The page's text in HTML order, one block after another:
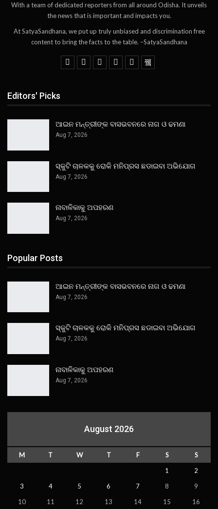
With a team of dedicated reporters from all around Odisha. It unveils
the news that is important and impacts you.
At SatyaSandhana, we put up truly unbiased and discrimination free
content to bring the facts to the table. –SatyaSandhana
Editors' Picks
ଆଇନ ମନ୍ତ୍ରୀଙ୍କ ବାସଭବନରେ ନାଗ ଓ ଢମଣା
Aug 7, 2026
ସ୍କୁଟି ଚାଳକକୁ ରୋକି ମନିପ୍ରସ ଛଡାଇବା ଅଭିଯୋଗ
Aug 7, 2026
ନାବାଳିକାକୁ ଅପହରଣ
Aug 7, 2026
Popular Posts
ଆଇନ ମନ୍ତ୍ରୀଙ୍କ ବାସଭବନରେ ନାଗ ଓ ଢମଣା
Aug 7, 2026
ସ୍କୁଟି ଚାଳକକୁ ରୋକି ମନିପ୍ରସ ଛଡାଇବା ଅଭିଯୋଗ
Aug 7, 2026
ନାବାଳିକାକୁ ଅପହରଣ
Aug 7, 2026
August 2026
M T W T F S
S
1
2
3
4 5 6 7 8
9
10
11 12 13 14 15 16